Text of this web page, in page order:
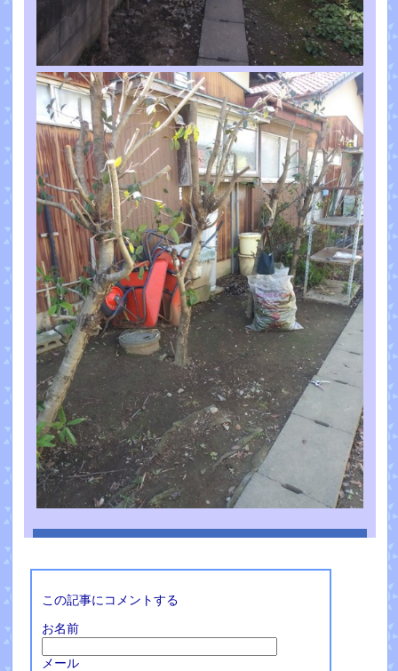
この記事にコメントする
お名前
メール